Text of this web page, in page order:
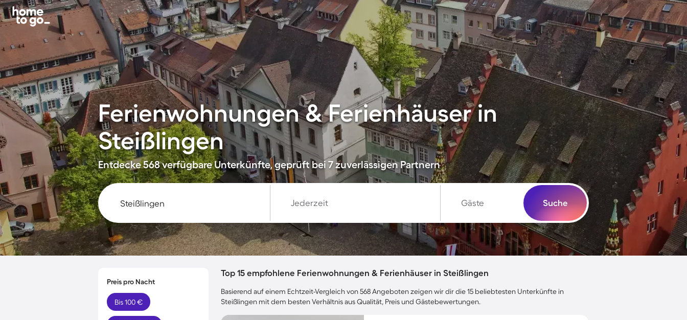
Ferienwohnungen & Ferienhäuser in
Steißlingen
Entdecke 568 verfügbare Unterkünfte, geprüft bei 7 zuverlässigen Partnern
Jederzeit Gäste Suche
Preis pro Nacht
Bis 100 €
Top 15 empfohlene Ferienwohnungen & Ferienhäuser in Steißlingen
Basierend auf einem Echtzeit-Vergleich von 568 Angeboten zeigen wir dir die 15 beliebtesten Unterkünfte in
Steißlingen mit dem besten Verhältnis aus Qualität, Preis und Gästebewertungen.